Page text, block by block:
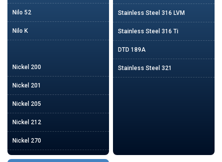
Nilo 52
Nilo K
Nickel 200
Nickel 201
Nickel 205
Nickel 212
Nickel 270
Stainless Steel 316 LVM
Stainless Steel 316 Ti
DTD 189A
Stainless Steel 321